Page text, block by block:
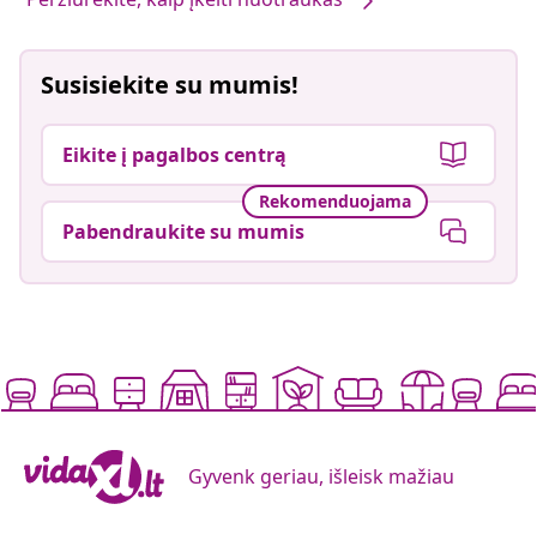
Susisiekite su mumis!
Eikite į pagalbos centrą
Rekomenduojama
Pabendraukite su mumis
Gyvenk geriau, išleisk mažiau